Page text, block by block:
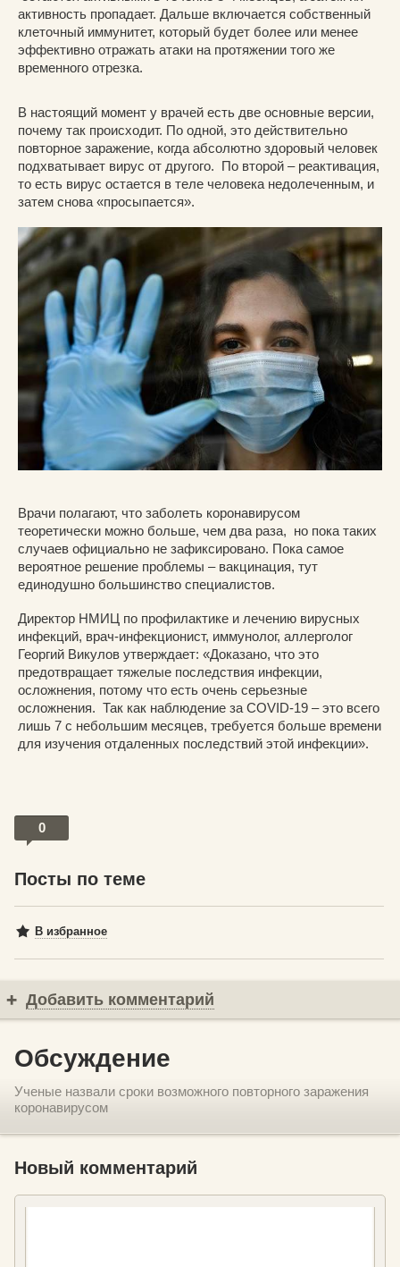
активность пропадает. Дальше включается собственный
клеточный иммунитет, который будет более или менее
эффективно отражать атаки на протяжении того же
временного отрезка.
В настоящий момент у врачей есть две основные версии,
почему так происходит. По одной, это действительно
повторное заражение, когда абсолютно здоровый человек
подхватывает вирус от другого. По второй – реактивация,
то есть вирус остается в теле человека недолеченным, и
затем снова «просыпается».
Врачи полагают, что заболеть коронавирусом
теоретически можно больше, чем два раза, но пока таких
случаев официально не зафиксировано. Пока самое
вероятное решение проблемы – вакцинация, тут
единодушно большинство специалистов.
Директор НМИЦ по профилактике и лечению вирусных
инфекций, врач-инфекционист, иммунолог, аллерголог
Георгий Викулов утверждает: «Доказано, что это
предотвращает тяжелые последствия инфекции,
осложнения, потому что есть очень серьезные
осложнения. Так как наблюдение за COVID-19 – это всего
лишь 7 с небольшим месяцев, требуется больше времени
для изучения отдаленных последствий этой инфекции».
0
Посты по теме
В избранное
Добавить комментарий
Обсуждение
Ученые назвали сроки возможного повторного заражения
коронавирусом
Новый комментарий